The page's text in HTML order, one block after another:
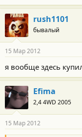
rush1101
бывалый
15 Мар 2012
я вообще здесь
Efima
2,4 4WD 2005
15 Мар 2012